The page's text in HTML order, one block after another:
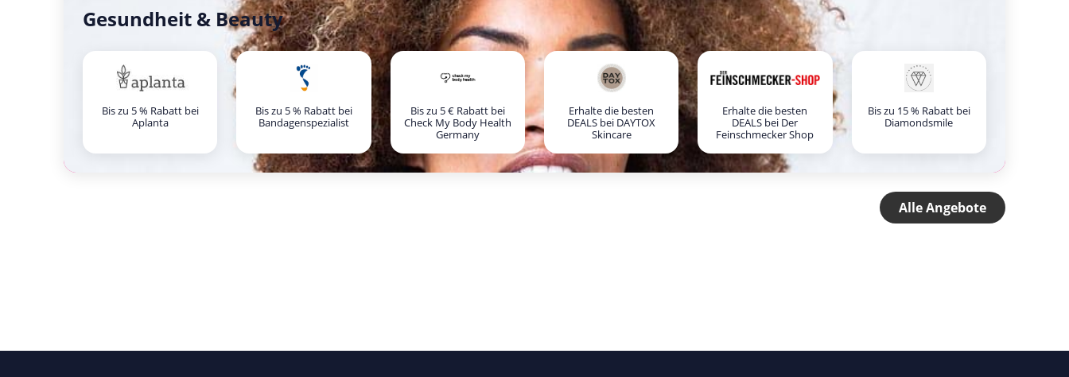
Gesundheit & Beauty
Bis zu 5 % Rabatt bei
Aplanta
Bis zu 5 % Rabatt bei
Bandagenspezialist
Bis zu 5 € Rabatt bei
Check My Body Health
Germany
Erhalte die besten
DEALS bei DAYTOX
Skincare
Erhalte die besten
DEALS bei Der
Feinschmecker Shop
Bis zu 15 % Rabatt bei
Diamondsmile
Alle Angebote